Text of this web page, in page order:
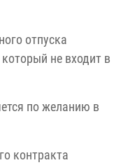
отпуска
не входит в
по желанию в
контракта